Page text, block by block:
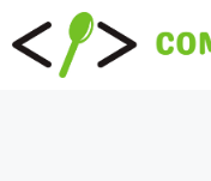
Saltar
al
contenido